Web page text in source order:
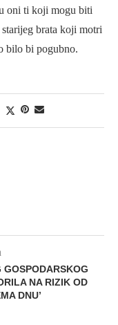
oni ti koji mogu biti
brata koji motri
bilo bi pogubno.
NA RIZIK OD
DNU’